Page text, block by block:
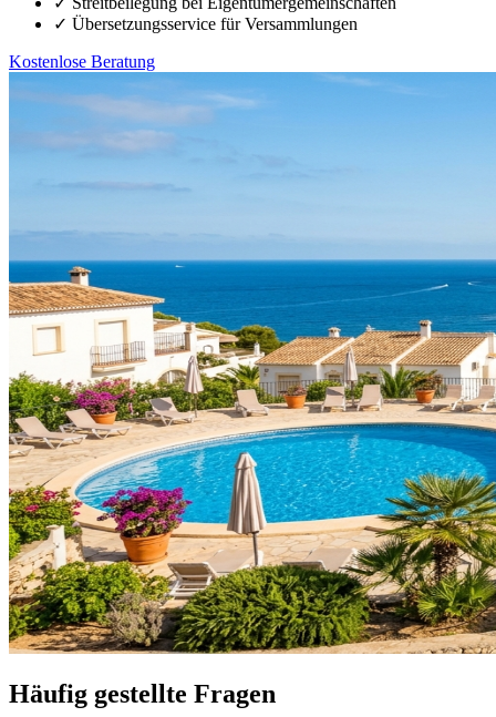
✓ Übersetzungsservice für Versammlungen
Kostenlose Beratung
Häufig gestellte Fragen